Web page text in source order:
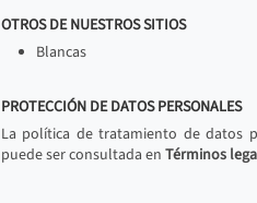
OTROS DE NUESTROS SITIOS
Blancas
PROTECCIÓN DE DATOS PERSONALES
La política de tratamiento de datos
puede ser consultada en Términos